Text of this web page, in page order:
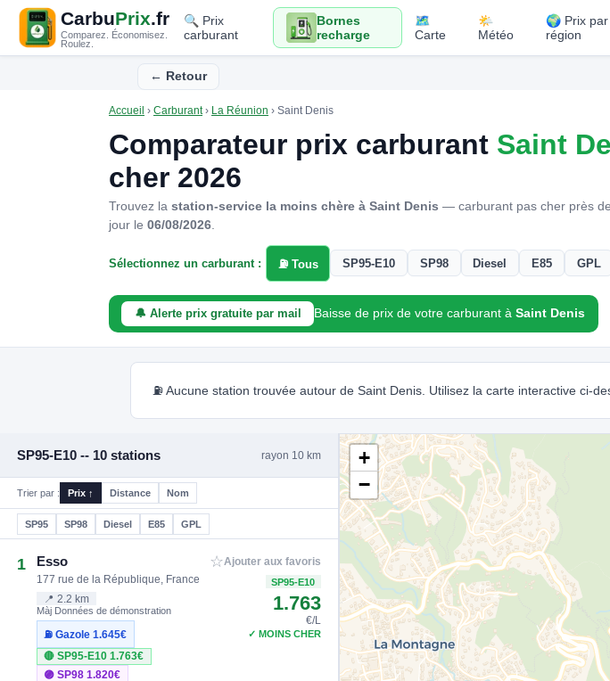
CarbuPrix.fr
Comparez. Économisez.
Roulez.
🔍 Prix
carburant
Bornes
recharge
🗺️
Carte
🌤️
Météo
🌍 Prix par
région
← Retour
Accueil › Carburant› La Réunion › Saint Denis
Comparateur prix carburant Saint
cher 2026
Trouvez la station-service la moins chère à Saint Denis — carburant pas cher près
jour le 06/08/2026
Sélectionnez un carburant : ⛽ Tous SP95-E10 SP98 Diesel E85 GPL
🔔 Alerte prix gratuite par mail Baisse de prix de votre carburant àSaint Denis
⛽ Aucune station trouvée autour de Saint Denis. Utilisez la carte interactive ci-
SP95-E10 -- 10 stations rayon 10 km
Trier par : Prix ↑ Distance Nom
SP95 SP98 Diesel E85 GPL
1 Esso
177 rue de la République, France
📍 2.2 km
Màj Données de démonstration
⛽ Gazole1.645€
🔴 SP95-E101.763€
🟣 SP981.820€
☆Ajouter aux favoris
SP95-E10
1.763
€/L
✓ MOINS CHER
+
−